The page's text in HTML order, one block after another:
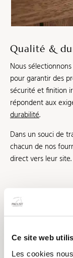
Ce site web
Les cookies
Qualité &
Nous
pour garantir des
sécurité et finition
répondent aux
durabilité.
Dans un souci de
chacun de nos
direct vers leur site.